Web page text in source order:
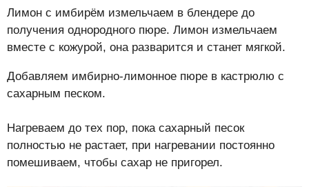
Лимон с имбирём измельчаем в блендере до
получения однородного пюре. Лимон измельчаем
вместе с кожурой, она разварится и станет мягкой.
Добавляем имбирно-лимонное пюре в кастрюлю с
сахарным песком.
Нагреваем до тех пор, пока сахарный песок
полностью не растает, при нагревании постоянно
помешиваем, чтобы сахар не пригорел.